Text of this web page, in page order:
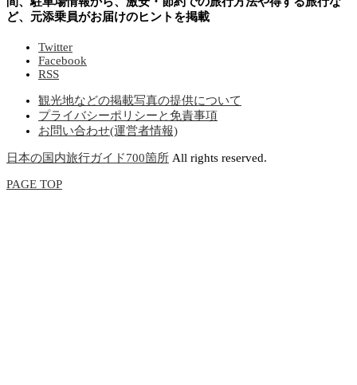
ど、元添乗員がお届けのヒントを掲載
Twitter
Facebook
RSS
観光地などの掲載写真の提供について
プライバシーポリシーと免責事項
お問い合わせ(運営者情報)
日本の国内旅行ガイド700箇所 All rights reserved.
PAGE TOP